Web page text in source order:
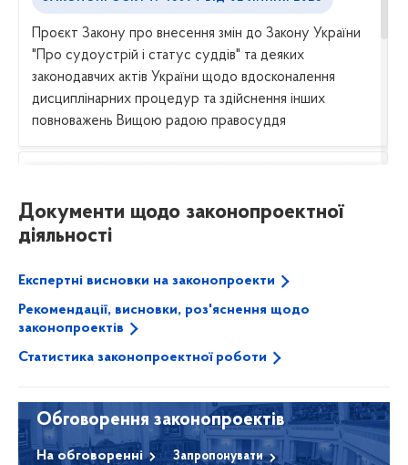
Проєкт Закону про внесення змін до Закону України
"Про судоустрій і статус суддів" та деяких
законодавчих актів України щодо вдосконалення
дисциплінарних процедур та здійснення інших
повноважень Вищою радою правосуддя
Проєкт Постанови про відхилення проекту Закону
України про внесення зміни до пункту 10-2 розділу
України "Про виконавче провадження"
Документи щодо законопроектної
діяльності
Експертні висновки на законопроекти
Рекомендації, висновки, роз'яснення щодо
законопроектів
Статистика законопроектної роботи
Обговорення законопроектів
На обговоренні Запропонувати